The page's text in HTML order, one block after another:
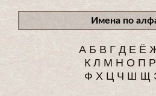
Имена по
А Б В ГД Е Ё
К Л М Н О П Р
Ф Х Ц Ч Ш Щ